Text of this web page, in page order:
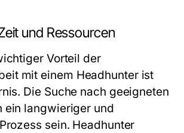
und Ressourcen
Vorteil der
mit einem Headhunter ist
Die Suche nach geeigneten
ein langwieriger und
sein. Headhunter